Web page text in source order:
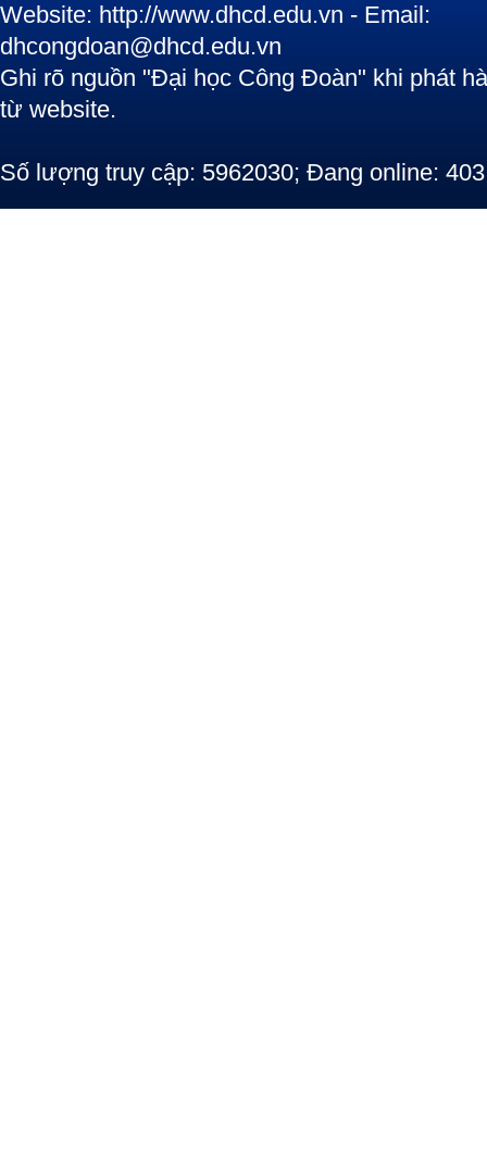
Website: http://www.dhcd.edu.vn - Email:
dhcongdoan@dhcd.edu.vn
Ghi rõ nguồn "Đại học Công Đoàn" khi phát
từ website.
Số lượng truy cập: 5962030; Đang online: 403